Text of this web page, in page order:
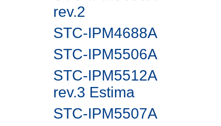
rev.2
STC-IPM4688A
STC-IPM5506A
STC-IPM5512A
rev.3 Estima
STC-IPM5507A